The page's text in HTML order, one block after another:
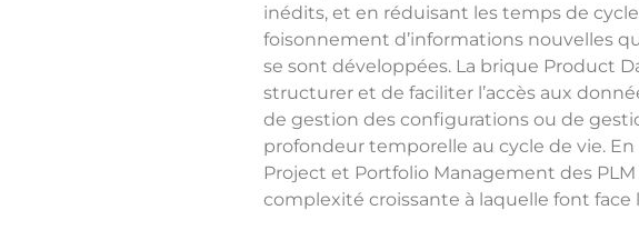
inédits, et en réduisant les temps de
foisonnement d’informations nouvelles
se sont développées. La brique Product
structurer et de faciliter l’accès aux
de gestion des configurations ou de
profondeur temporelle au cycle de vie.
Project et Portfolio Management des
complexité croissante à laquelle font face